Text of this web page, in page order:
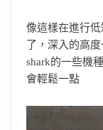
像這樣在進行
了，深入的高
shark的一些機
會輕鬆一點